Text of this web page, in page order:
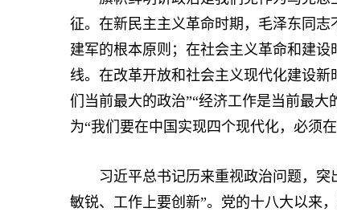
征。在新民主主义革命时期，毛泽东同
建军的根本原则；在社会主义革命和建
线。在改革开放和社会主义现代化建设
们当前最大的政治”“经济工作是当前最
为“我们要在中国实现四个现代化，必须
习近平总书记历来重视政治问题，突
敏锐、工作上要创新”。党的十八大以来